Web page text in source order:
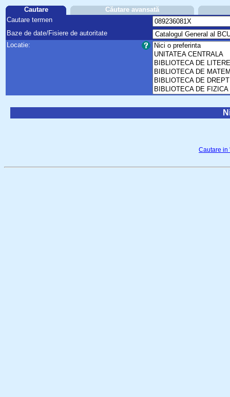
Cautare
Căutare avansată
Cautare termen
Baze de date/Fisiere de autoritate
Locatie:
Cautare in